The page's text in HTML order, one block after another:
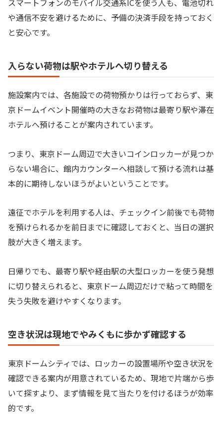
スマートフォンのモバイル交通系ICを使う人も、電池切れ
や通信不安を避けるために、予備の決済手段を持っておく
と安心です。
入らない荷物は駅やホテルへ切り替える
施設案内では、各施設での荷物預かりは行っておらず、東
京ドームイベント開催時の大きなお荷物は最寄り駅や滞在
ホテルへ預けることが案内されています。
つまり、東京ドーム周辺で大きいコインロッカーが見つか
らない場合に、館内カウンターへ相談して預ける流れは基
本的に期待しないほうがよいということです。
遠征でホテルを利用する人は、チェックイン前後でも荷物
を預けられるかを前日までに確認しておくと、当日の選択
肢が大きく増えます。
日帰りでも、最寄り駅や経由駅の大型ロッカーを使う発想
に切り替えられると、東京ドーム周辺だけで粘って時間を
失う失敗を避けやすくなります。
空き状況は現地でやみくもに歩かず確認する
東京ドームシティでは、ロッカーの設置場所や空き状況を
確認できる案内が用意されているため、現地で片端から歩
いて探すより、まず情報を見て当たりを付けるほうが効率
的です。